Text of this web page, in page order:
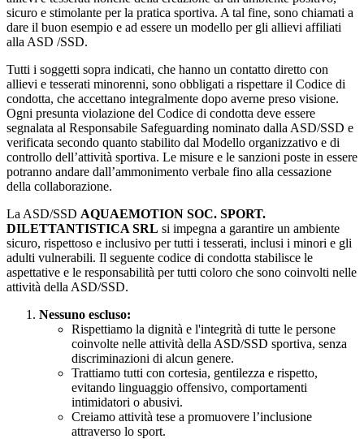
sicuro e stimolante per la pratica sportiva. A tal fine, sono chiamati a
dare il buon esempio e ad essere un modello per gli allievi affiliati
alla ASD /SSD.
Tutti i soggetti sopra indicati, che hanno un contatto diretto con
allievi e tesserati minorenni, sono obbligati a rispettare il Codice di
condotta, che accettano integralmente dopo averne preso visione.
Ogni presunta violazione del Codice di condotta deve essere
segnalata al Responsabile Safeguarding nominato dalla ASD/SSD e
verificata secondo quanto stabilito dal Modello organizzativo e di
controllo dell’attività sportiva. Le misure e le sanzioni poste in essere
potranno andare dall’ammonimento verbale fino alla cessazione
della collaborazione.
La ASD/SSD AQUAEMOTION SOC. SPORT.
DILETTANTISTICA SRL si impegna a garantire un ambiente
sicuro, rispettoso e inclusivo per tutti i tesserati, inclusi i minori e gli
adulti vulnerabili. Il seguente codice di condotta stabilisce le
aspettative e le responsabilità per tutti coloro che sono coinvolti nelle
attività della ASD/SSD.
Nessuno escluso:
Rispettiamo la dignità e l'integrità di tutte le persone
coinvolte nelle attività della ASD/SSD sportiva, senza
discriminazioni di alcun genere.
Trattiamo tutti con cortesia, gentilezza e rispetto,
evitando linguaggio offensivo, comportamenti
intimidatori o abusivi.
Creiamo attività tese a promuovere l’inclusione
attraverso lo sport.